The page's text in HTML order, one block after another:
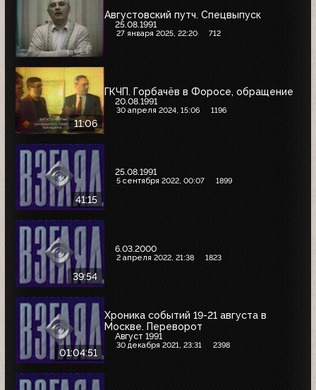
Августовский путч. Спецвыпуск
25.08.1991
27 января 2025, 22:20 712
11:06
ГКЧП. Горбачёв в Форосе, обращение
20.08.1991
30 апреля 2024, 15:06 1196
41:15
25.08.1991
5 сентября 2022, 00:07 1899
39:54
6.03.2000
2 апреля 2022, 21:38 1823
01:04:51
Хроника событий 19-21 августа в
Москве. Переворот
Август 1991
30 декабря 2021, 23:31 2398